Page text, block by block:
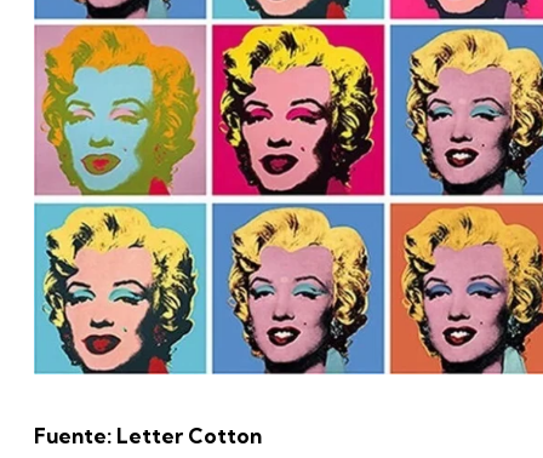
Fuente: Letter Cotton